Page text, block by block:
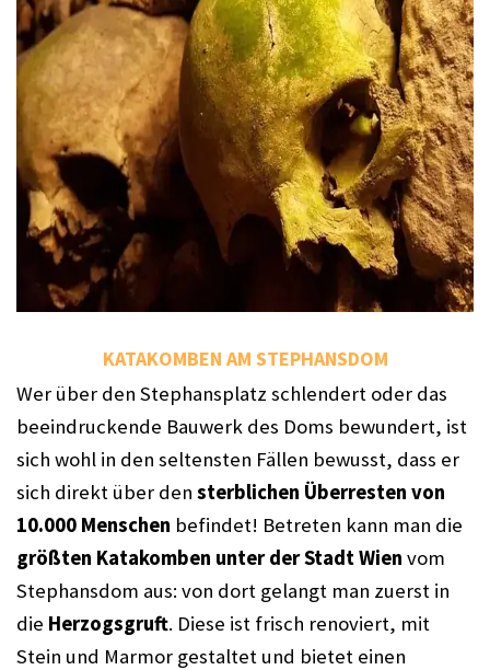
KATAKOMBEN AM STEPHANSDOM
Wer über den Stephansplatz schlendert oder das
beeindruckende Bauwerk des Doms bewundert, ist
sich wohl in den seltensten Fällen bewusst, dass er
sich direkt über den sterblichen Überresten von
10.000 Menschen
größten Katakomben unter der Stadt Wien vom
Stephansdom aus: von dort gelangt man zuerst in
die Herzogsgruft. Diese ist frisch renoviert, mit
Stein und Marmor gestaltet und bietet einen